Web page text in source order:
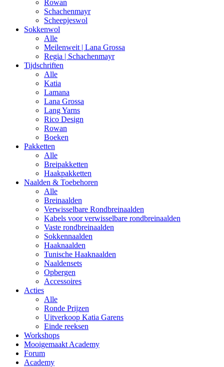
Rowan
Schachenmayr
Scheepjeswol
Sokkenwol
Alle
Meilenweit | Lana Grossa
Regia | Schachenmayr
Tijdschriften
Alle
Katia
Lamana
Lana Grossa
Lang Yarns
Rico Design
Rowan
Boeken
Pakketten
Alle
Breipakketten
Haakpakketten
Naalden & Toebehoren
Alle
Breinaalden
Verwisselbare Rondbreinaalden
Kabels voor verwisselbare rondbreinaalden
Vaste rondbreinaalden
Sokkennaalden
Haaknaalden
Tunische Haaknaalden
Naaldensets
Opbergen
Accessoires
Acties
Alle
Ronde Prijzen
Uitverkoop Katia Garens
Einde reeksen
Workshops
Mooigemaakt Academy
Forum
Academy